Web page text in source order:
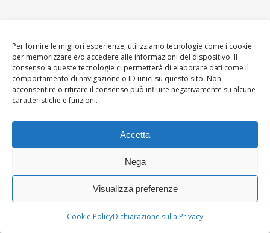
Per fornire le migliori esperienze, utilizziamo tecnologie come i cookie
per memorizzare e/o accedere alle informazioni del dispositivo. Il
consenso a queste tecnologie ci permetterà di elaborare dati come il
comportamento di navigazione o ID unici su questo sito. Non
acconsentire o ritirare il consenso può influire negativamente su alcune
caratteristiche e funzioni.
Accetta
Nega
Visualizza preferenze
Cookie PolicyDichiarazione sulla Privacy
About
Royal